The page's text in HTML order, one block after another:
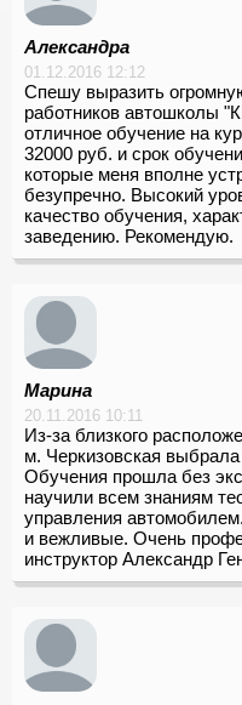
Александра
01.12.2016 12:12
Спешу выразить
работников автошколы
отличное обучение на
32000 руб. и срок
которые меня вполне
безупречно. Высокий
качество обучения,
заведению. Рекомендую.
Марина
20.11.2016 10:11
Из-за близкого
м. Черкизовская
Обучения прошла без
научили всем знаниям
управления
и вежливые. Очень
инструктор Александр